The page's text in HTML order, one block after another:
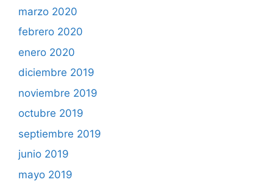
marzo 2020
febrero 2020
enero 2020
diciembre 2019
noviembre 2019
octubre 2019
septiembre 2019
junio 2019
mayo 2019